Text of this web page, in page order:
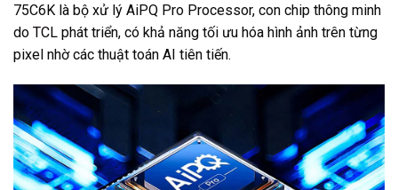
75C6K là bộ xử lý AiPQ Pro Processor, con chip thông minh
do TCL phát triển, có khả năng tối ưu hóa hình ảnh trên từng
pixel nhờ các thuật toán AI tiên tiến.